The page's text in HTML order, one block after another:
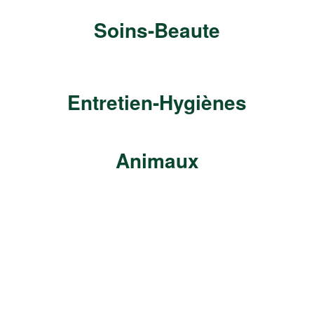
Soins-Beaute
Entretien-Hygiènes
Animaux